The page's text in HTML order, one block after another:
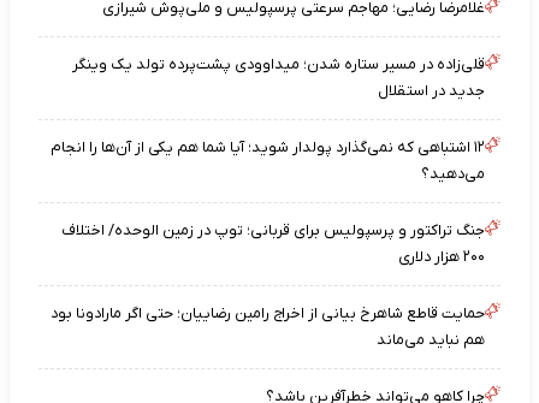
غلامرضا رضایی؛ مهاجم سرعتی پرسپولیس و ملی‌پوش شیرازی
قلی‌زاده در مسیر ستاره شدن؛ میداوودی پشت‌پرده تولد یک وینگر
جدید در استقلال
۱۲ اشتباهی که نمی‌گذارد پولدار شوید؛ آیا شما هم یکی از آن‌ها را انجام
می‌دهید؟
جنگ تراکتور و پرسپولیس برای قربانی؛ توپ در زمین الوحده/ اختلاف
۲۰۰ هزار دلاری
حمایت قاطع شاهرخ بیانی از اخراج رامین رضاییان؛ حتی اگر مارادونا بود
هم نباید می‌ماند
چرا کاهو می‌تواند خطرآفرین باشد؟